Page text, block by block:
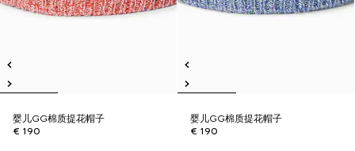
婴儿GG棉质提花帽子
€ 190
婴儿GG棉质提花帽子
€ 190